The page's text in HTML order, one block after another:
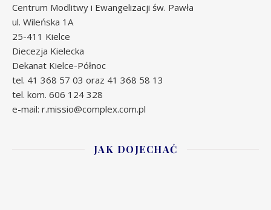
Centrum Modlitwy i Ewangelizacji św. Pawła
ul. Wileńska 1A
25-411 Kielce
Diecezja Kielecka
Dekanat Kielce-Północ
tel. 41 368 57 03 oraz 41 368 58 13
tel. kom. 606 124 328
e-mail: r.missio@complex.com.pl
JAK DOJECHAĆ